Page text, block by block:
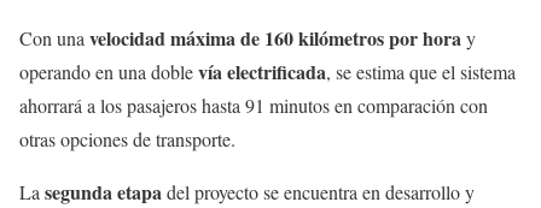
Con una velocidad máxima de 160 kilómetros por horay
operando en una doblevía electrificada, se estima que el sistema
ahorrará a los pasajeros hasta 91 minutos en comparación con
otras opciones de transporte.
La segunda etapadel proyecto se encuentra en desarrollo y